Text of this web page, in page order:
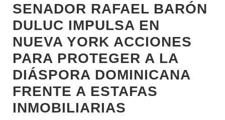
SENADOR RAFAEL BARÓN
DULUC IMPULSA EN
NUEVA YORK ACCIONES
PARA PROTEGER A LA
DIÁSPORA DOMINICANA
FRENTE A ESTAFAS
INMOBILIARIAS